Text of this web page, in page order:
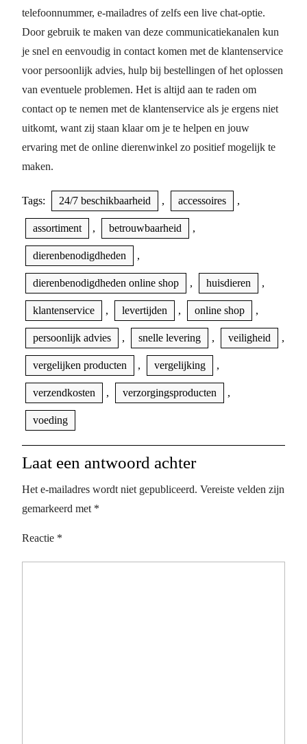
telefoonnummer, e-mailadres of zelfs een live chat-optie.
Door gebruik te maken van deze communicatiekanalen kun
je snel en eenvoudig in contact komen met de klantenservice
voor persoonlijk advies, hulp bij bestellingen of het oplossen
van eventuele problemen. Het is altijd aan te raden om
contact op te nemen met de klantenservice als je ergens niet
uitkomt, want zij staan klaar om je te helpen en jouw
ervaring met de online dierenwinkel zo positief mogelijk te
maken.
Tags: 24/7 beschikbaarheid , accessoires ,
assortiment , betrouwbaarheid ,
dierenbenodigdheden ,
dierenbenodigdheden online shop , huisdieren ,
klantenservice , levertijden , online shop ,
persoonlijk advies , snelle levering , veiligheid ,
vergelijken producten , vergelijking ,
verzendkosten , verzorgingsproducten ,
voeding
Laat een antwoord achter
Het e-mailadres wordt niet gepubliceerd. Vereiste velden zijn
gemarkeerd met *
Reactie *